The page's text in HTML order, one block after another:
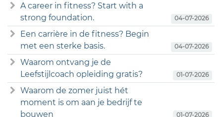
A career in fitness? Start with a
strong foundation.
04-07-2026
Een carrière in de fitness? Begin
met een sterke basis.
04-07-2026
Waarom ontvang je de
Leefstijlcoach opleiding gratis?
01-07-2026
Waarom de zomer juist hét
moment is om aan je bedrijf te
bouwen
01-07-2026